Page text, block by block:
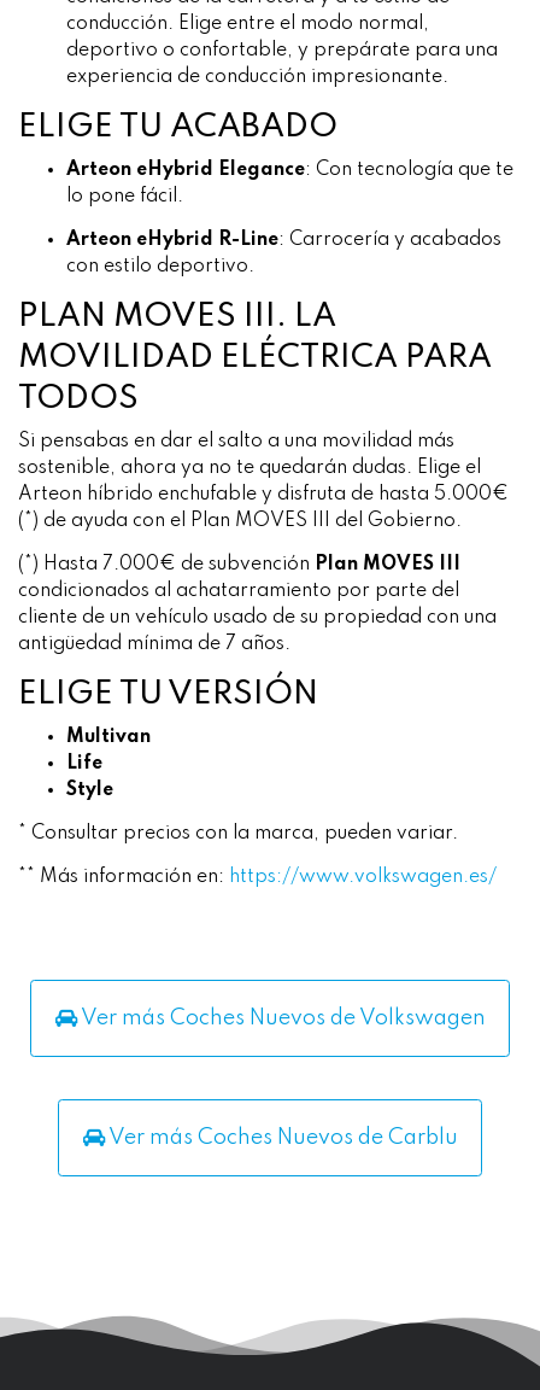
conducción. Elige entre el modo normal,
deportivo o confortable, y prepárate para una
experiencia de conducción impresionante.
ELIGE TU ACABADO
Arteon eHybrid Elegance: Con tecnología que te
lo pone fácil.
Arteon eHybrid R-Line: Carrocería y acabados
con estilo deportivo.
PLAN MOVES III. LA
MOVILIDAD ELÉCTRICA PARA
TODOS
Si pensabas en dar el salto a una movilidad más
sostenible, ahora ya no te quedarán dudas. Elige el
Arteon híbrido enchufable y disfruta de hasta 5.000€
(*) de ayuda con el Plan MOVES III del Gobierno.
(*) Hasta 7.000€ de subvención Plan MOVES III
condicionados al achatarramiento por parte del
cliente de un vehículo usado de su propiedad con una
antigüedad mínima de 7 años.
ELIGE TU VERSIÓN
Multivan
Life
Style
* Consultar precios con la marca, pueden variar.
** Más información en: https://www.volkswagen.es/
Ver más Coches Nuevos de Volkswagen
Ver más Coches Nuevos de Carblu